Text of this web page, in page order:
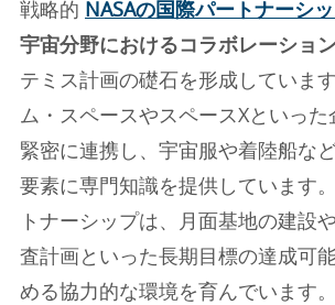
戦略的 NASAの国際パートナーシ
宇宙分野におけるコラボレーション
テミス計画の礎石を形成していま
ム・スペースやスペースXといった
緊密に連携し、宇宙服や着陸船な
要素に専門知識を提供しています
トナーシップは、月面基地の建設
査計画といった長期目標の達成可
める協力的な環境を育んでいます。